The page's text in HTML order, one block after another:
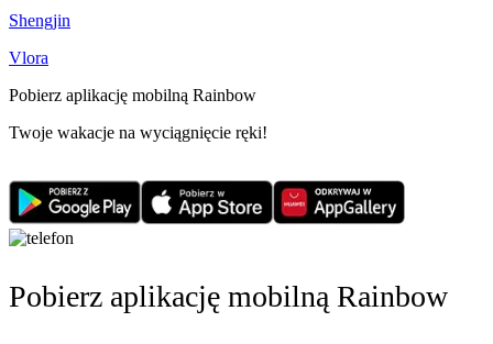
Shengjin
Vlora
Pobierz aplikację mobilną Rainbow
Twoje wakacje na wyciągnięcie ręki!
Pobierz aplikację mobilną Rainbow